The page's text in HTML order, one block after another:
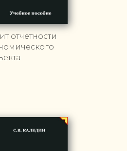
отчетности